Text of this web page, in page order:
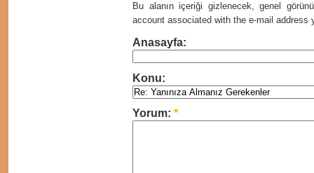
Bu alanın içeriği gizlenecek, genel
account associated with the e-mail
Anasayfa:
Konu:
Yorum: *